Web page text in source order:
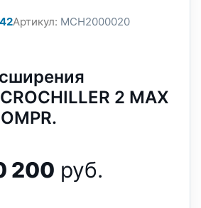
Артикул: MCH2000020
2 MAX
200 руб.